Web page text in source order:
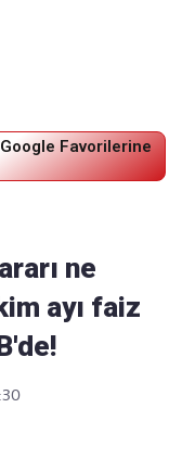
Favorilerine
ne
ayı faiz